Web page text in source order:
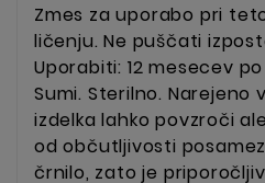
Zmes za uporabo pri
ličenju. Ne puščati
Uporabiti: 12 mesecev
Sumi. Sterilno. Narejeno
izdelka lahko povzroči
od občutljivosti
črnilo, zato je